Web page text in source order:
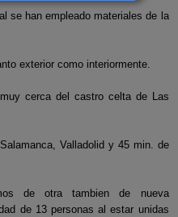
se han empleado materiales de la
exterior como interiormente.
cerca del castro celta de Las
Valladolid y 45 min. de
de otra tambien de nueva
de 13 personas al estar unidas